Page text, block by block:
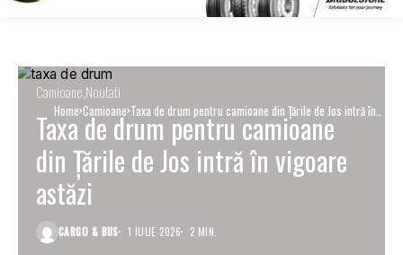
Home Camioane Taxa de drum pentru camioane din Țările de Jos intră în
vigoare astăzi
Camioane Noutati
Taxa de drum pentru camioane
din Țările de Jos intră în vigoare
astăzi
CARGO & BUS 1 IULIE 2026 2 MIN.